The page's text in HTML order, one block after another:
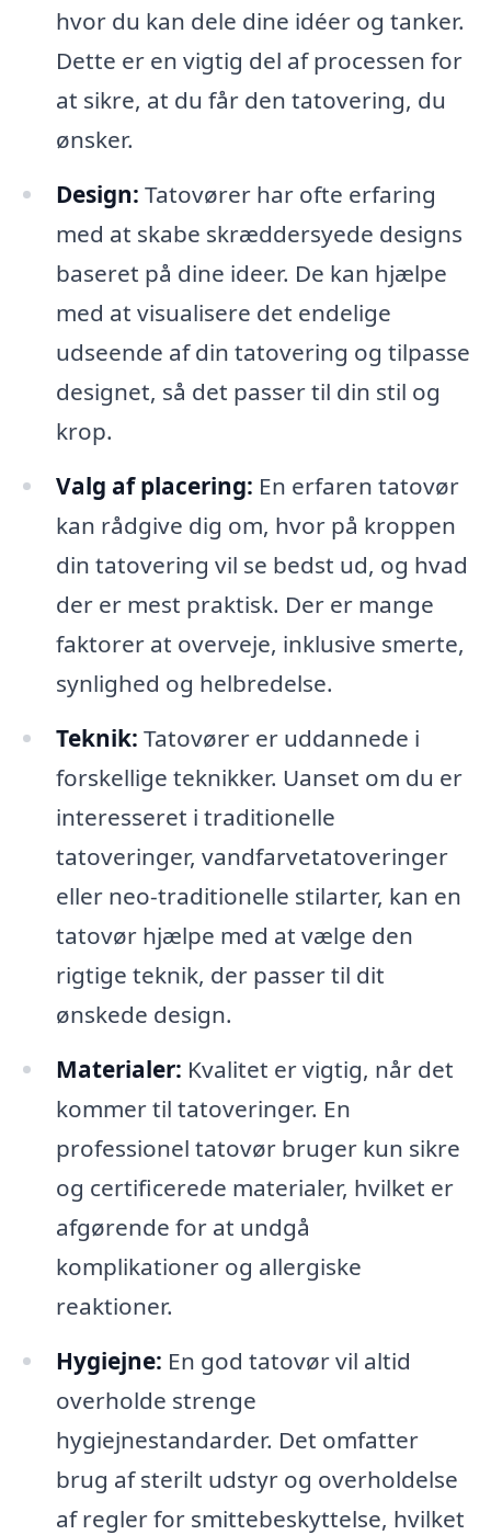
hvor du kan dele dine idéer og tanker.
Dette er en vigtig del af processen for
at sikre, at du får den tatovering, du
ønsker.
Design: Tatovører har ofte erfaring
med at skabe skræddersyede designs
baseret på dine ideer. De kan hjælpe
med at visualisere det endelige
udseende af din tatovering og tilpasse
designet, så det passer til din stil og
krop.
Valg af placering: En erfaren tatovør
kan rådgive dig om, hvor på kroppen
din tatovering vil se bedst ud, og hvad
der er mest praktisk. Der er mange
faktorer at overveje, inklusive smerte,
synlighed og helbredelse.
Teknik: Tatovører er uddannede i
forskellige teknikker. Uanset om du er
interesseret i traditionelle
tatoveringer, vandfarvetatoveringer
eller neo-traditionelle stilarter, kan en
tatovør hjælpe med at vælge den
rigtige teknik, der passer til dit
ønskede design.
Materialer: Kvalitet er vigtig, når det
kommer til tatoveringer. En
professionel tatovør bruger kun sikre
og certificerede materialer, hvilket er
afgørende for at undgå
komplikationer og allergiske
reaktioner.
Hygiejne: En god tatovør vil altid
overholde strenge
hygiejnestandarder. Det omfatter
brug af sterilt udstyr og overholdelse
af regler for smittebeskyttelse, hvilket